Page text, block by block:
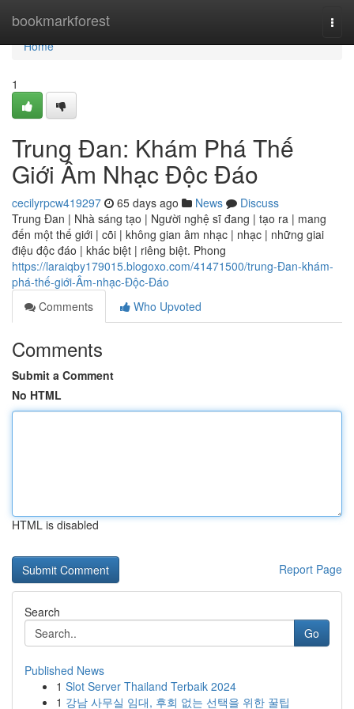
bookmarkforest
Home
Home
1
Trung Đan: Khám Phá Thế
Giới Âm Nhạc Độc Đáo
cecilyrpcw419297 65 days ago News
Discuss
Trung Đan | Nhà sáng tạo | Người nghệ sĩ đang | tạo ra | mang
đến một thế giới | cõi | không gian âm nhạc | nhạc | những giai
điệu độc đáo | khác biệt | riêng biệt. Phong
https://laraiqby179015.blogoxo.com/41471500/trung-Đan-khám-
phá-thế-giới-Âm-nhạc-Độc-Đáo
Comments
Who Upvoted
Comments
Submit a Comment
No HTML
HTML is disabled
Report Page
Search
Go
Published News
1 Slot Server Thailand Terbaik 2024
1 강남 사무실 임대, 후회 없는 선택을 위한 꿀팁